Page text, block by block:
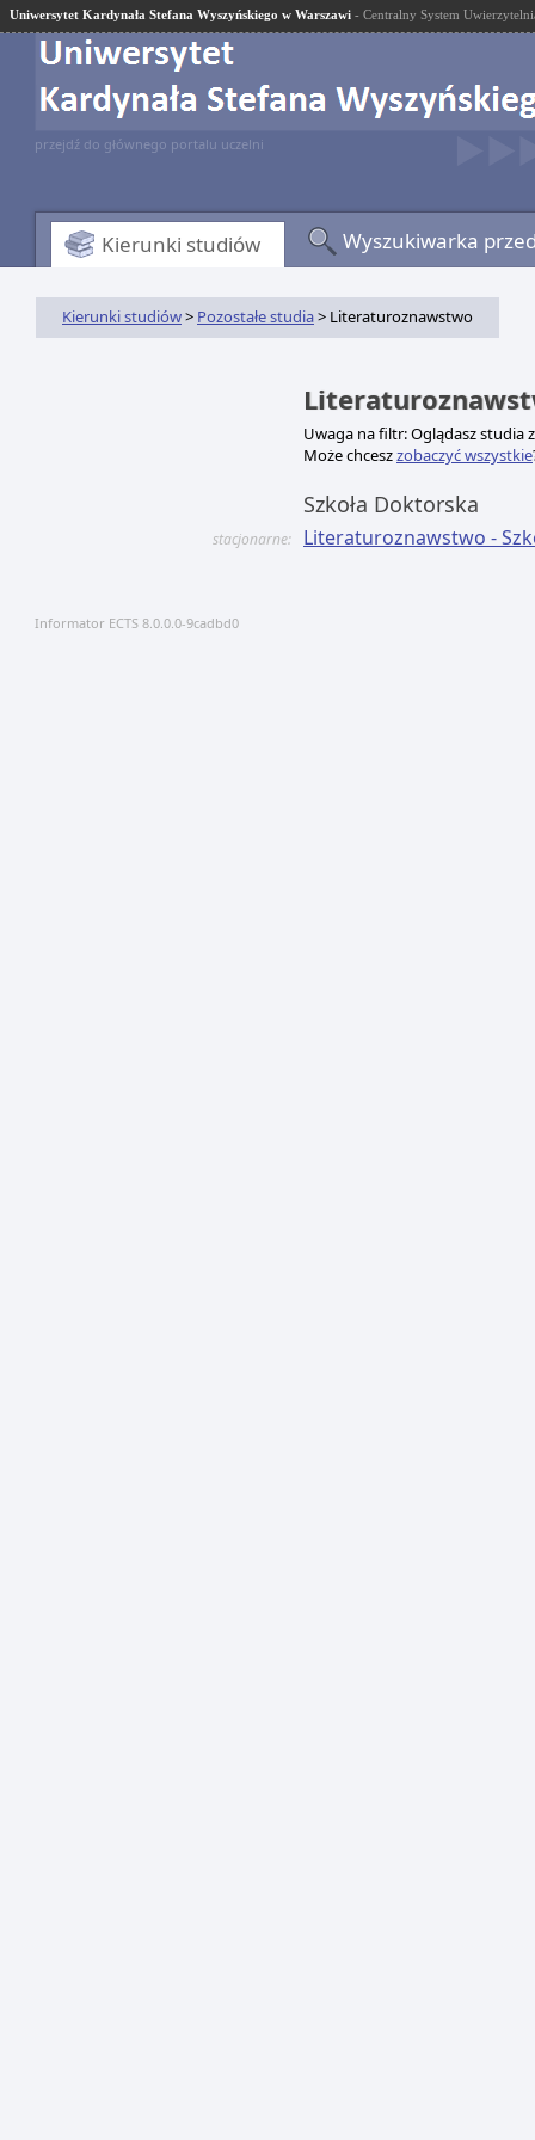
Uniwersytet Kardynała Stefana Wyszyńskiego w Warszawi - Centralny System
przejdź do głównego portalu uczelni
Kierunki studiów Wyszukiwarka
Kierunki studiów> Pozostałe studia> Literaturoznawstwo
Uwaga na filtr: Oglądasz studia
Może chceszzobaczyć wszystkie
Szkoła Doktorska
stacjonarne: Literaturoznawstwo -
Informator ECTS 8.0.0.0-9cadbd0